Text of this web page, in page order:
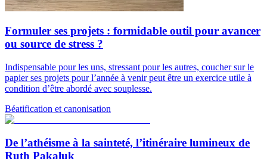
Formuler ses projets : formidable outil pour avancer
ou source de stress ?
Indispensable pour les uns, stressant pour les autres, coucher sur le
papier ses projets pour l’année à venir peut être un exercice utile à
condition d’être abordé avec souplesse.
Béatification et canonisation
De l’athéisme à la sainteté, l’itinéraire lumineux de
Ruth Pakaluk